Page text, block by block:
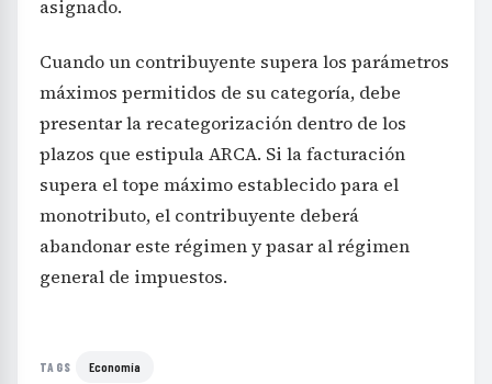
asignado.
Cuando un contribuyente supera los parámetros
máximos permitidos de su categoría, debe
presentar la recategorización dentro de los
plazos que estipula ARCA. Si la facturación
supera el tope máximo establecido para el
monotributo, el contribuyente deberá
abandonar este régimen y pasar al régimen
general de impuestos.
TAGS Economía